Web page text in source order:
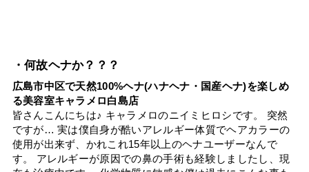
・何故ヘナか？？？
広島市中区で天然100%ヘナ(ハナヘナ・国産ヘナ)を楽しめ
る美容室キャラメロ白島店
皆さんこんにちは♪ キャラメロのニイミヒロシです。 突然
ですが… 実は僕自身が酷いアレルギー体質でヘアカラーの
使用が出来ず、かれこれ15年以上のヘナユーザーなんで
す。 アレルギーが原因での鼻の手術も経験しましたし、現